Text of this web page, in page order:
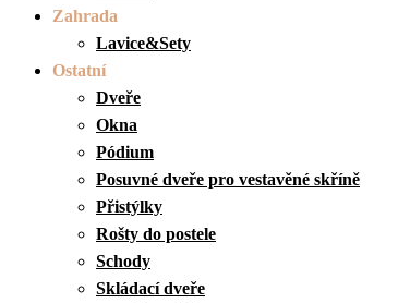
Zahrada
Lavice&Sety
Ostatní
Dveře
Okna
Pódium
Posuvné dveře pro vestavěné skříně
Přistýlky
Rošty do postele
Schody
Skládací dveře